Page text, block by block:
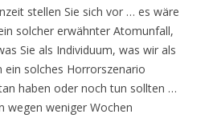
stellen Sie sich vor … es wäre
solcher erwähnter Atomunfall,
Sie als Individuum, was wir als
ein solches Horrorszenario
haben oder noch tun sollten …
wegen weniger Wochen